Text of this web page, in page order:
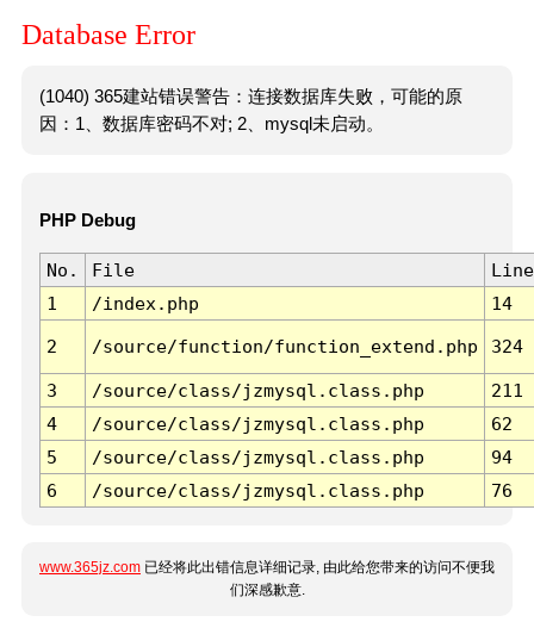
Database Error
(1040) 365建站错误警告：连接数据库失败，可能的原
因：1、数据库密码不对; 2、mysql未启动。
PHP Debug
No. File
Line
1
/index.php 14
2 /source/function/function_extend.php 324
3 /source/class/jzmysql.class.php
211
4
/source/class/jzmysql.class.php
62
5
/source/class/jzmysql.class.php
94
6
/source/class/jzmysql.class.php 76
www.365jz.com 已经将此出错信息详细记录, 由此给您带来的访问不便我
们深感歉意.